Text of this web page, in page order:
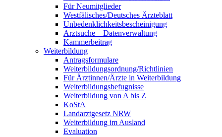
Für Neumitglieder
Westfälisches/Deutsches Ärzteblatt
Unbedenklichkeitsbescheinigung
Arztsuche – Datenverwaltung
Kammerbeitrag
Weiterbildung
Antragsformulare
Weiterbildungsordnung/Richtlinien
Für Ärztinnen/Ärzte in Weiterbildung
Weiterbildungsbefugnisse
Weiterbildung von A bis Z
KoStA
Landarztgesetz NRW
Weiterbildung im Ausland
Evaluation